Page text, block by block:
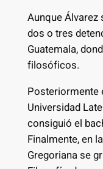
Aunque Álvarez
dos o tres
Guatemala,
filosóficos.
Posteriormente
Universidad
consiguió el
Finalmente, en
Gregoriana se